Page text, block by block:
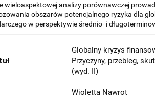
wieloaspektowej analizy porównawczej
obszarów potencjalnego ryzyka dla
w perspektywie średnio- i
Globalny kryzys
Przyczyny, przebieg,
(wyd. II)
Wioletta Nawrot